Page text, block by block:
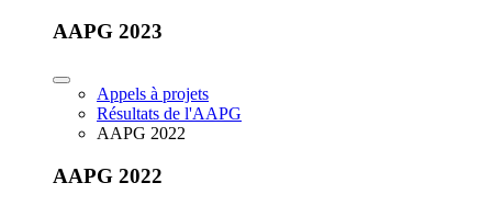
AAPG 2023
Appels à projets
Résultats de l'AAPG
AAPG 2022
AAPG 2022